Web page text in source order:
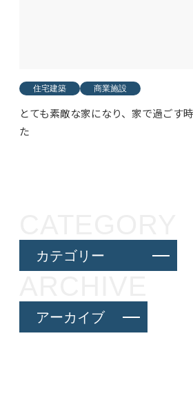
住宅建築 商業施設
とても素敵な家になり、家で過ごす
た
カテゴリー
アーカイブ